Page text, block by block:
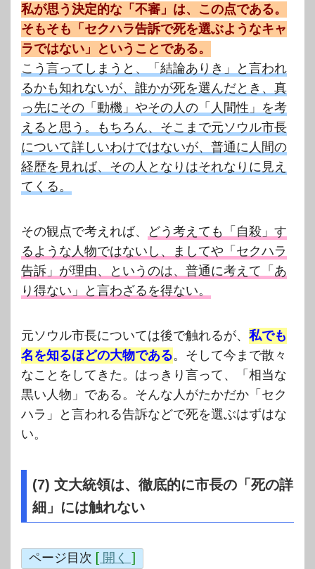
私が思う決定的な「不審」は、この点である。
そもそも「セクハラ告訴で死を選ぶようなキャ
ラではない」ということである。
こう言ってしまうと、「結論ありき」と言われ
るかも知れないが、誰かが死を選んだとき、真
っ先にその「動機」やその人の「人間性」を考
えると思う。もちろん、そこまで元ソウル市長
について詳しいわけではないが、普通に人間の
経歴を見れば、その人となりはそれなりに見え
てくる。
その観点で考えれば、
どう考えても「自殺」す
るような人物ではないし、ましてや「セクハラ
告訴」が理由、というのは、普通に考えて「あ
り得ない」と言わざるを得ない。
元ソウル市長については後で触れるが、 私でも
名を知るほどの大物である。そして今まで散々
なことをしてきた。はっきり言って、「相当な
黒い人物」である。そんな人がたかだか「セク
ハラ」と言われる告訴などで死を選ぶはずはな
い。
(7) 文大統領は、徹底的に市長の「死の詳
細」には触れない
ページ目次 [ 開く ]